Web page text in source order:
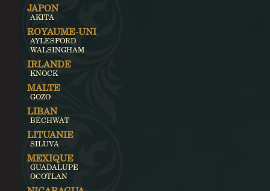
JAPON
AKITA
ROYAUME-UNI
AYLESFORD
WALSINGHAM
IRLANDE
KNOCK
MALTE
GOZO
LIBAN
BECHWAT
LITUANIE
SILUVA
MEXIQUE
GUADALUPE
OCOTLAN